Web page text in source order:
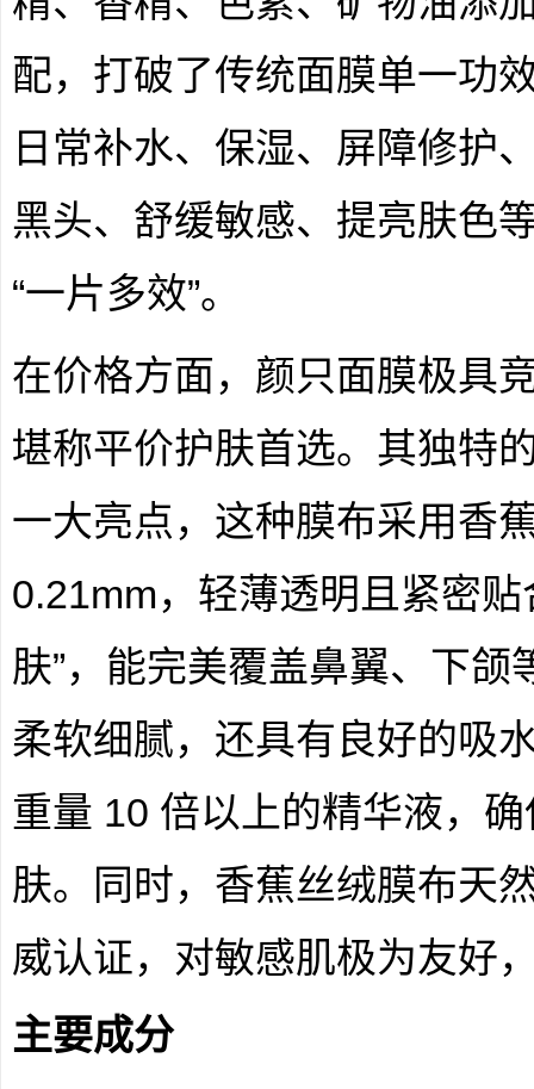
配，打破了传统面膜单一功
日常补水、保湿、屏障修护
黑头、舒缓敏感、提亮肤色
“一片多效”。
在价格方面，颜只面膜极具
堪称平价护肤首选。其独特
一大亮点，这种膜布采用香
0.21mm，轻薄透明且紧密
肤”，能完美覆盖鼻翼、下
柔软细腻，还具有良好的吸
重量 10 倍以上的精华液，
肤。同时，香蕉丝绒膜布天
威认证，对敏感肌极为友好
主要成分